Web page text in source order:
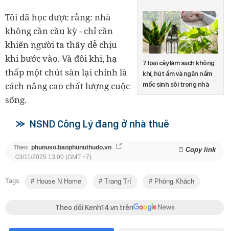
7 loại cây làm sạch không
khí, hút ẩm và ngăn nấm
mốc sinh sôi trong nhà
Tôi đã học được rằng: nhà
không cần cầu kỳ- chỉ cần
khiến người ta thấy dễ chịu
khi bước vào. Và đôi khi, hạ
thấp một chút sàn lại chính là
cách nâng cao chất lượng cuộc
sống.
NSND Công Lý đang ở nhà thuê
Theo phunuso.baophunuthudo.vn Copy link
03/11/2025 13:00 (GMT +7)
Tags House N Home Trang Trí Phòng Khách
Theo dõi Kenh14.vn trên